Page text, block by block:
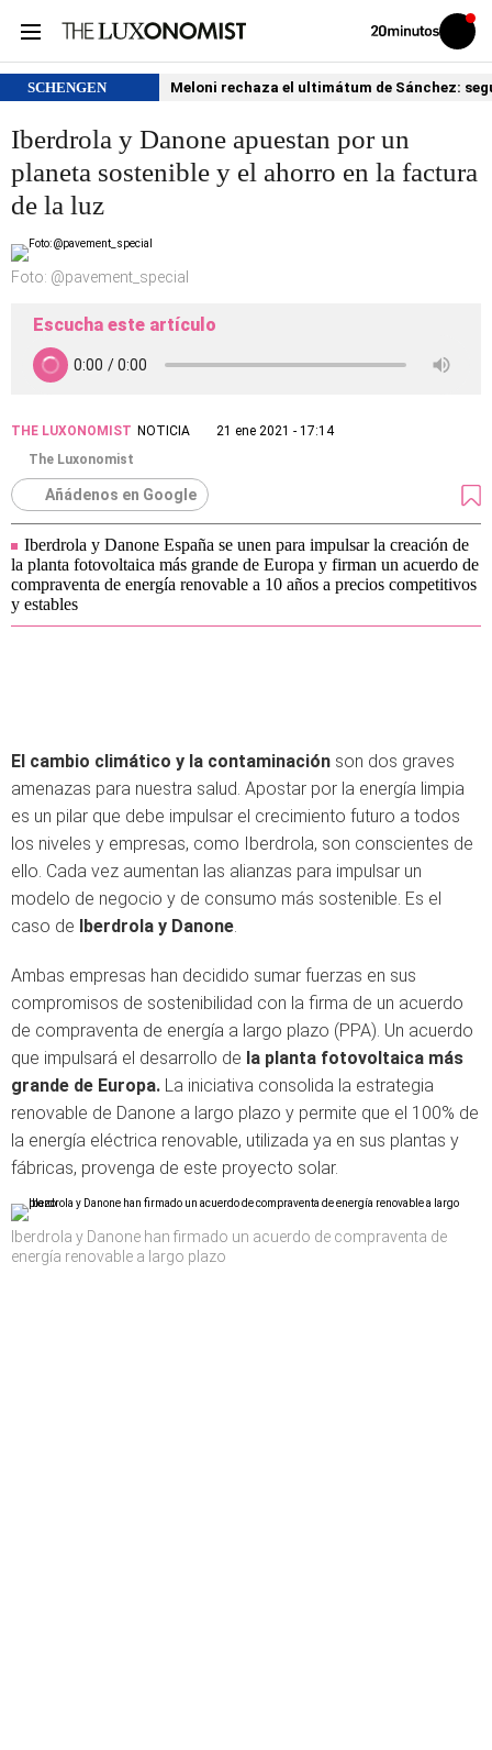
Volver
Iniciar
sesión
SCHENGEN Meloni rechaza el ultimátum de Sánchez:
Iberdrola y Danone apuestan por un
planeta sostenible y el ahorro en la factura
de la luz
Foto: @pavement_special
Escucha este artículo
THE LUXONOMIST NOTICIA
21 ene 2021 - 17:14
The Luxonomist
Añádenos en Google
Iberdrola y Danone España se unen para impulsar la creación de
la planta fotovoltaica más grande de Europa y firman un acuerdo de
compraventa de energía renovable a 10 años a precios competitivos
y estables
El cambio climático y la contaminación son dos graves
amenazas para nuestra salud. Apostar por la energía limpia
es un pilar que debe impulsar el crecimiento futuro a todos
los niveles y empresas, como Iberdrola, son conscientes de
ello. Cada vez aumentan las alianzas para impulsar un
modelo de negocio y de consumo más sostenible. Es el
caso de Iberdrola y Danone.
Ambas empresas han decidido sumar fuerzas en sus
compromisos de sostenibilidad con la firma de un acuerdo
de compraventa de energía a largo plazo (PPA). Un acuerdo
que impulsará el desarrollo de la planta fotovoltaica más
grande de Europa. La iniciativa consolida la estrategia
renovable de Danone a largo plazo y permite que el 100% de
la energía eléctrica renovable, utilizada ya en sus plantas y
fábricas, provenga de este proyecto solar.
Iberdrola y Danone han firmado un acuerdo de compraventa de
energía renovable a largo plazo